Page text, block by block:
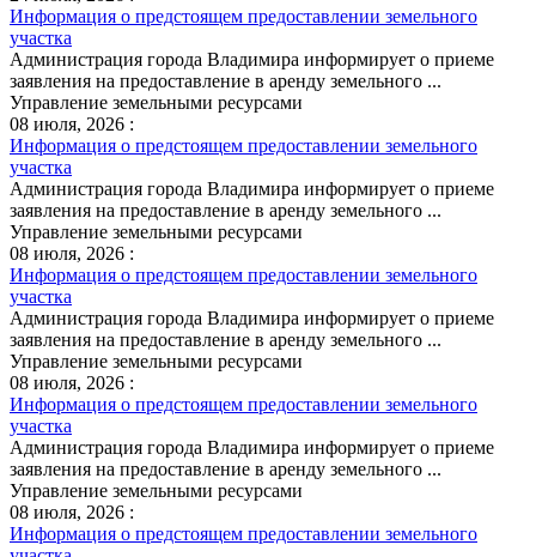
Информация о предстоящем предоставлении земельного
участка
Администрация города Владимира информирует о приеме
заявления на предоставление в аренду земельного ...
Управление земельными ресурсами
08 июля, 2026 :
Информация о предстоящем предоставлении земельного
участка
Администрация города Владимира информирует о приеме
заявления на предоставление в аренду земельного ...
Управление земельными ресурсами
08 июля, 2026 :
Информация о предстоящем предоставлении земельного
участка
Администрация города Владимира информирует о приеме
заявления на предоставление в аренду земельного ...
Управление земельными ресурсами
08 июля, 2026 :
Информация о предстоящем предоставлении земельного
участка
Администрация города Владимира информирует о приеме
заявления на предоставление в аренду земельного ...
Управление земельными ресурсами
08 июля, 2026 :
Информация о предстоящем предоставлении земельного